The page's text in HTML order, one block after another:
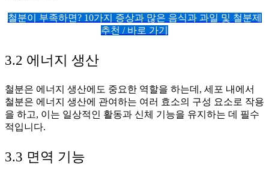
철분이 부족하면? 10가지 증상과 많은 음식과 과일 및 철분제
추천 / 바로 가기
3.2 에너지 생산
철분은 에너지 생산에도 중요한 역할을 하는데, 세포 내에서
철분은 에너지 생산에 관여하는 여러 효소의 구성 요소로 작용
을 하고, 이는 일상적인 활동과 신체 기능을 유지하는 데 필수
적입니다.
3.3 면역 기능